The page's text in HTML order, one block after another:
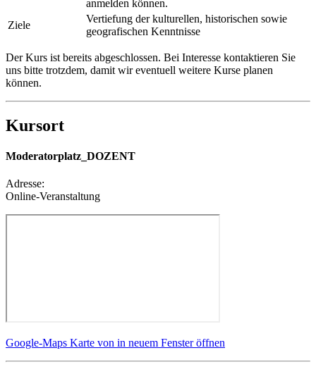
anmelden können.
Ziele
Vertiefung der kulturellen, historischen sowie
geografischen Kenntnisse
Der Kurs ist bereits abgeschlossen. Bei Interesse kontaktieren Sie
uns bitte trotzdem, damit wir eventuell weitere Kurse planen
können.
Kursort
Moderatorplatz_DOZENT
Adresse:
Online-Veranstaltung
Google-Maps Karte von in neuem Fenster öffnen